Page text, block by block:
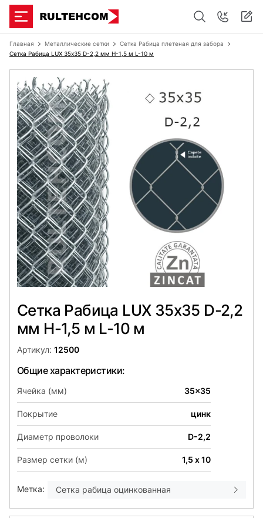
Главная Металлические сетки
Сетка Рабица плетеная для забора
Сетка Рабица LUX 35х35 D-2,2 мм H-1,5 м L-10 м
Сетка Рабица LUX 35х35 D-2,2
мм H-1,5 м L-10 м
Артикул: 12500
Общие характеристики:
Ячейка (мм) 35x35
Покрытие цинк
Диаметр проволоки D-2,2
Размер сетки (м) 1,5 х 10
Метка: Сетка рабица оцинкованная